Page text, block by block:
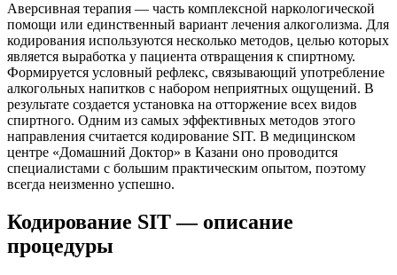
Аверсивная терапия — часть комплексной наркологической
помощи или единственный вариант лечения алкоголизма. Для
кодирования используются несколько методов, целью которых
является выработка у пациента отвращения к спиртному.
Формируется условный рефлекс, связывающий употребление
алкогольных напитков с набором неприятных ощущений. В
результате создается установка на отторжение всех видов
спиртного. Одним из самых эффективных методов этого
направления считается кодирование SIT. В медицинском
центре «Домашний Доктор» в Казани оно проводится
специалистами с большим практическим опытом, поэтому
всегда неизменно успешно.
Кодирование SIT — описание
процедуры